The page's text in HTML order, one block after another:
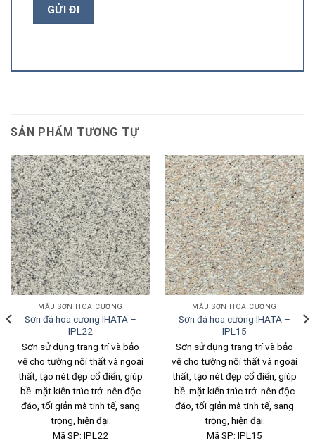
SẢN PHẨM TƯƠNG TỰ
MẪU SƠN HOA CƯƠNG
Sơn đá hoa cương IHATA –
IPL22
Sơn sử dụng trang trí và bảo
vệ cho tường nội thất và ngoại
thất, tạo nét đẹp cổ điển, giúp
bề mặt kiến trúc trở nên độc
đáo, tối giản mà tinh tế, sang
trọng, hiện đại.
Mã SP: IPL22
MẪU SƠN HOA CƯƠNG
Sơn đá hoa cương IHATA –
IPL15
Sơn sử dụng trang trí và bảo
vệ cho tường nội thất và ngoại
thất, tạo nét đẹp cổ điển, giúp
bề mặt kiến trúc trở nên độc
đáo, tối giản mà tinh tế, sang
trọng, hiện đại.
Mã SP: IPL15